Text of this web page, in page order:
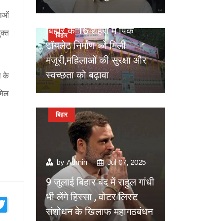
के
by Admin
बिहार के 16 शहरों में पिंक
टॉयलेट निर्माण को मिली
मंजूरी,महिलाओं की सुरक्षा और
स्वच्छता को बढ़ावा
बिहार
by Admin Jul 07, 2025
9 जुलाई बिहार बंद में राहुल गांधी
भी लेंगे हिस्सा , वोटर लिस्ट
संशोधन के खिलाफ महागठबंधन
बिहार